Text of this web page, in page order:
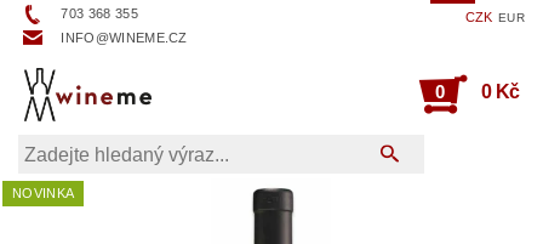
703 368 355
INFO@WINEME.CZ
CZK EUR
0 0 Kč
NOVINKA